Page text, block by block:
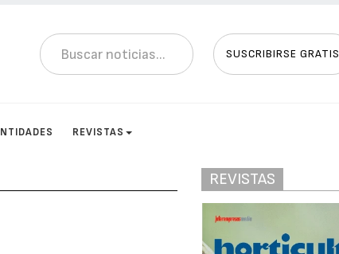
SUSCRIBIRSE GRATIS
REVISTAS
REVISTAS